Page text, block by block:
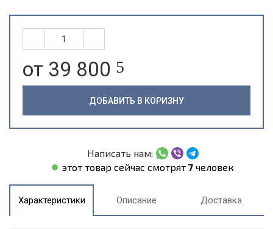
от 39 800 5
ДОБАВИТЬ В КОРИЗНУ
Написать нам:
этот товар сейчас смотрят 7человек
Характеристики Описание Доставка